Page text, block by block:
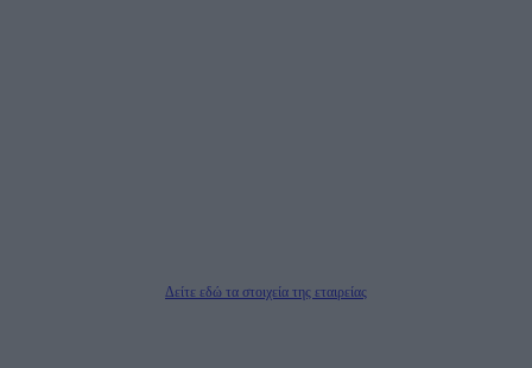
Δείτε εδώ τα στοιχεία της εταιρείας